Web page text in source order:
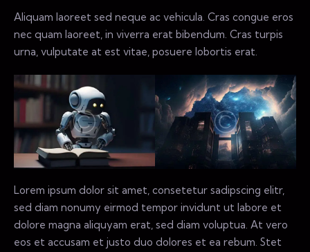
Aliquam laoreet sed neque ac vehicula. Cras congue eros
nec quam laoreet, in viverra erat bibendum. Cras turpis
urna, vulputate at est vitae, posuere lobortis erat.
Lorem ipsum dolor sit amet, consetetur sadipscing elitr,
sed diam nonumy eirmod tempor invidunt ut labore et
dolore magna aliquyam erat, sed diam voluptua. At vero
eos et accusam et justo duo dolores et ea rebum. Stet